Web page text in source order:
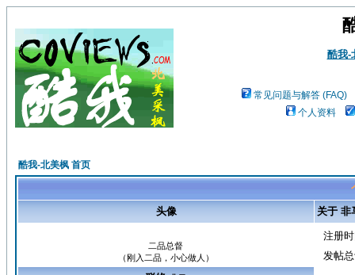
酷我-
常见问题与解答 (FAQ)
个人资料
酷我-北美枫 首页
头像
关于 非
二品总督
（刚入二品，小心做人）
注册
发帖